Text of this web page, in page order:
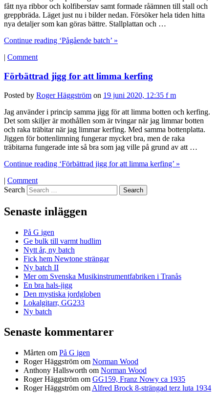
fått nya ribbor och kolfiberstav samt formade råämnen till stall och
greppbräda. Läget just nu i bilder nedan. Försöker hela tiden hitta
nya detaljer som kan göras bättre. Stallplattan och …
Continue reading ‘Pågående batch’ »
| Comment
Förbättrad jigg for att limma kerfing
Posted by Roger Häggström on 19 juni 2020, 12:35 f m
Jag använder i princip samma jigg för att limma botten och kerfing.
Det som skiljer är mothållen som är tvingar när jag limmar botten
och raka träbitar när jag limmar kerfing. Med samma bottenplatta.
Jiggen för bottenlimning fungerar mycket bra, men de raka
träbitarna fungerade inte så bra som jag ville på grund av att …
Continue reading ‘Förbättrad jigg for att limma kerfing’ »
| Comment
Search
Senaste inläggen
På G igen
Ge bulk till varmt hudlim
Nytt år, ny batch
Fick hem Newtone strängar
Ny batch II
Mer om Svenska Musikinstrumentfabriken i Tranås
En bra hals-jigg
Den mystiska jordgloben
Lokalgitarr, GG233
Ny batch
Senaste kommentarer
Mårten om På G igen
Roger Häggström om Norman Wood
Anthony Hallsworth om Norman Wood
Roger Häggström om GG159, Franz Nowy ca 1935
Roger Häggström om Alfred Brock 8-strängad terz luta 1934